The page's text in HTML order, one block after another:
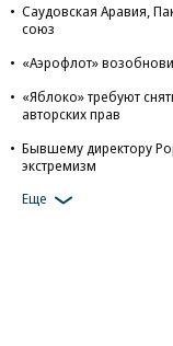
Саудовская Аравия,
союз
«Аэрофлот»
«Яблоко» требуют
авторских прав
Бывшему директору
экстремизм
Еще